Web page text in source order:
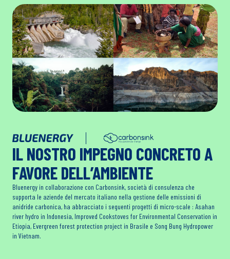
IL NOSTRO IMPEGNO CONCRETO A
FAVORE DELL’AMBIENTE
Bluenergy in collaborazione con Carbonsink, società di consulenza che
supporta le aziende del mercato italiano nella gestione delle emissioni di
anidride carbonica, ha abbracciato i seguenti progetti di micro-scale : Asahan
river hydro in Indonesia, Improved Cookstoves for Environmental Conservation in
Etiopia, Evergreen forest protection project in Brasile e Song Bung Hydropower
in Vietnam.